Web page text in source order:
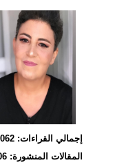
إجمالي القراءات: 2,814,062
المقالات المنشورة: 1,006